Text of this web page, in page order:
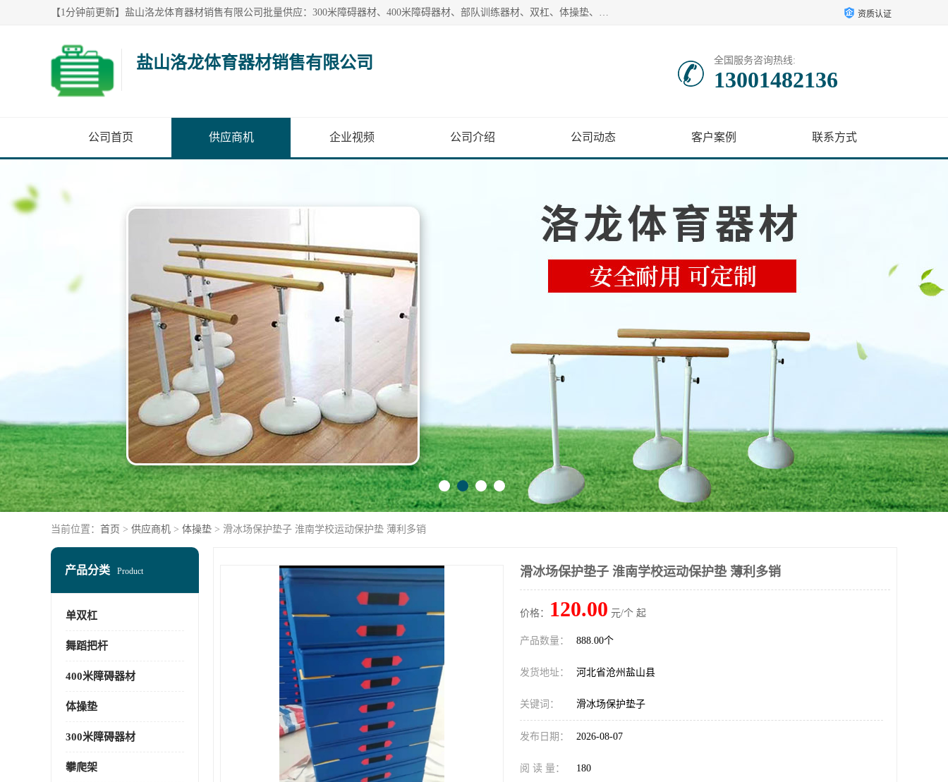
【1分钟前更新】盐山洛龙体育器材销售有限公司批量供应：300米障碍器材、400米障碍器材、部队训练器材、双杠、体操垫、舞蹈把杆等产品。盐山洛龙体育器材销售有限公司经过多年的发展，集研发，生产，销售，售后服务为一体. 奉行“质量，信誉，服务”的宗旨，以开拓创新的精神和真诚守信的态度积极进取。 资质认证
盐山洛龙体育器材销售有限公司 全国服务咨询热线:
13001482136
公司首页 供应商机 企业视频 公司介绍 公司动态 客户案例 联系方式
当前位置： 首页 > 供应商机 > 体操垫 > 滑冰场保护垫子 淮南学校运动保护垫 薄利多销
产品分类 Product
单双杠
舞蹈把杆
400米障碍器材
体操垫
300米障碍器材
攀爬架
滑冰场保护垫子 淮南学校运动保护垫 薄利多销
价格： 120.00 元/个 起
产品数量： 888.00个
发货地址： 河北省沧州盐山县
关键词： 滑冰场保护垫子
发布日期： 2026-08-07
阅 读 量： 180